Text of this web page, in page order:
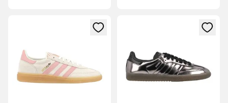
Opent een venster om in te loggen of je aan te melden als
Opent een venster om in te